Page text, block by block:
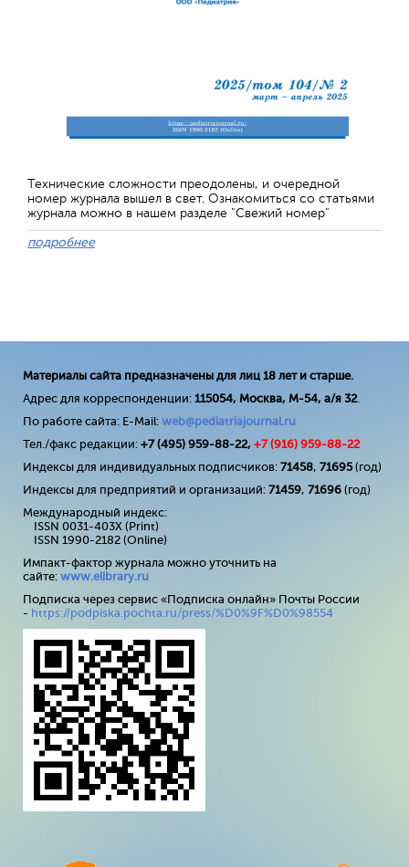
Технические сложности преодолены, и очередной
номер журнала вышел в свет. Ознакомиться со статьями
журнала можно в нашем разделе "Свежий номер"
подробнее
Материалы сайта предназначены для лиц 18 лет и старше.
Адрес для корреспонденции: 115054, Москва, М-54, а/я 32.
По работе сайта: E-Mail: web@pediatriajournal.ru
Тел./факс редакции: +7 (495) 959-88-22, +7 (916) 959-88-22
Индексы для индивидуальных подписчиков: 71458, 71695(год)
Индексы для предприятий и организаций: 71459, 71696 (год)
Международный индекс:
ISSN 0031-403X (Print)
ISSN 1990-2182 (Online)
Импакт-фактор журнала можно уточнить на
сайте: www.elibrary.ru
Подписка через сервис «Подписка онлайн» Почты России
- https://podpiska.pochta.ru/press/%D0%9F%D0%98554